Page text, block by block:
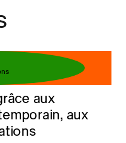
aux
aux